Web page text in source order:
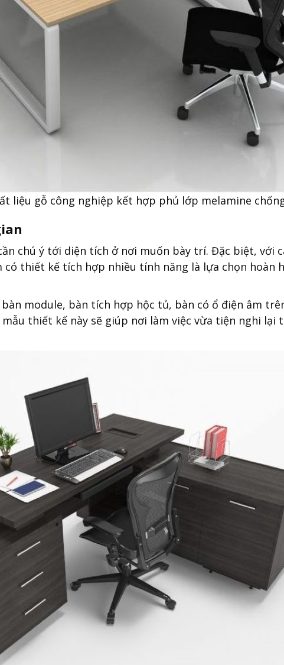
liệu gỗ công nghiệp kết hợp phủ lớp melamine
chú ý tới diện tích ở nơi muốn bày trí. Đặc biệt, với
thiết kế tích hợp nhiều tính năng là lựa chọn hoàn
module, bàn tích hợp hộc tủ, bàn có ổ điện âm
mẫu thiết kế này sẽ giúp nơi làm việc vừa tiện nghi lại